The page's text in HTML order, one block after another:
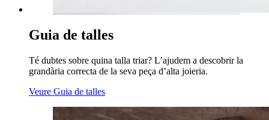
Guia de talles
Té dubtes sobre quina talla triar? L’ajudem a descobrir la
grandària correcta de la seva peça d’alta joieria.
Veure Guia de talles